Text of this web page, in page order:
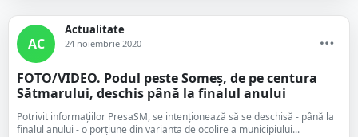
AC
Actualitate
24 noiembrie 2020
FOTO/VIDEO. Podul peste Someș, de pe centura
Sătmarului, deschis până la finalul anului
Potrivit informațiilor PresaSM, se intenționează să se deschisă - până la
finalul anului - o porțiune din varianta de ocolire a municipiului...